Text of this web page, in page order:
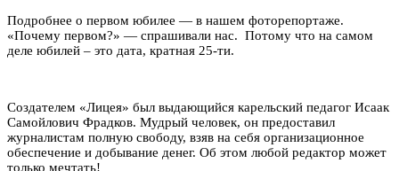
Подробнее о первом юбилее — в нашем фоторепортаже.
«Почему первом?» — спрашивали нас. Потому что на самом
деле юбилей – это дата, кратная 25-ти.
Создателем «Лицея» был выдающийся карельский педагог Исаак
Самойлович Фрадков. Мудрый человек, он предоставил
журналистам полную свободу, взяв на себя организационное
обеспечение и добывание денег. Об этом любой редактор может
только мечтать!